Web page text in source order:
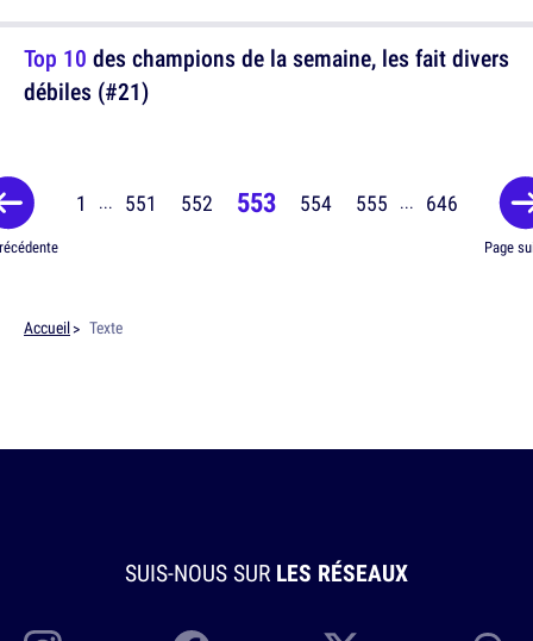
Top 10 des champions de la semaine, les fait divers
débiles (#21)
1 ... 551 552 553 554 555 ... 646
Page
Accueil Texte
SUIS-NOUS SUR LES RÉSEAUX